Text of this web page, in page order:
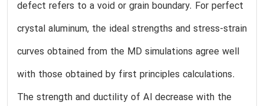
defect refers to a void or grain boundary. For perfect
crystal aluminum, the ideal strengths and stress-strain
curves obtained from the MD simulations agree well
with those obtained by first principles calculations.
The strength and ductility of Al decrease with the